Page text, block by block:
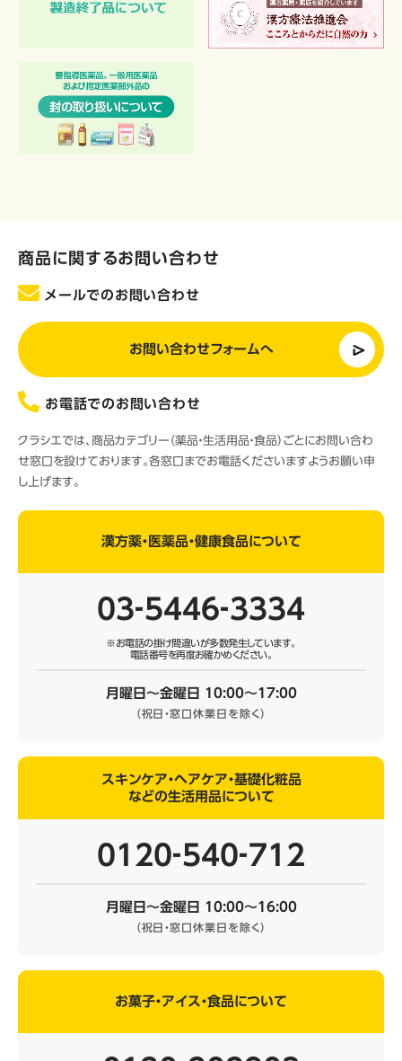
商品に関するお問い合わせ
メールでのお問い合わせ
お問い合わせフォームへ
お電話でのお問い合わせ
クラシエでは、商品カテゴリー（薬品・生活用品・食品）ごとにお問い合わ
せ窓口を設けております。各窓口までお電話くださいますようお願い申
し上げます。
漢方薬・医薬品・健康食品について
03‐5446‐3334
※お電話の掛け間違いが多数発生しています。
電話番号を再度お確かめください。
月曜日～金曜日 10:00～17:00
（祝日・窓口休業日を除く）
スキンケア・ヘアケア・基礎化粧品
などの生活用品について
0120‐540‐712
月曜日～金曜日 10:00～16:00
（祝日・窓口休業日を除く）
お菓子・アイス・食品について